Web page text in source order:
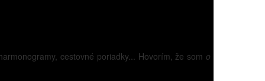
cestovné poriadky... Hovorím, že som o